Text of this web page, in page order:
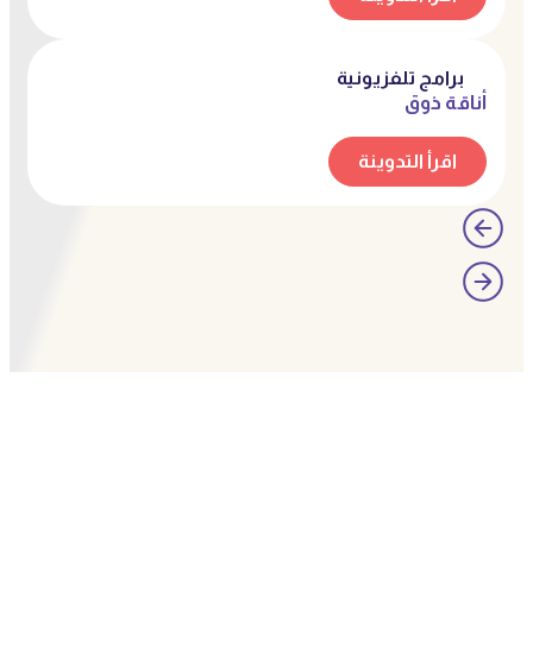
برامج تلفزيونية
أناقَةُ ذوق
اقرأ التدوينة